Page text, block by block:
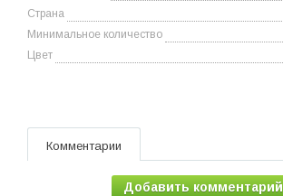
Страна
Минимальное количество
Цвет
Комментарии
Добавить комментарий